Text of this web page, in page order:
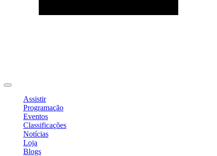
Assistir
Programação
Eventos
Classificações
Notícias
Loja
Blogs